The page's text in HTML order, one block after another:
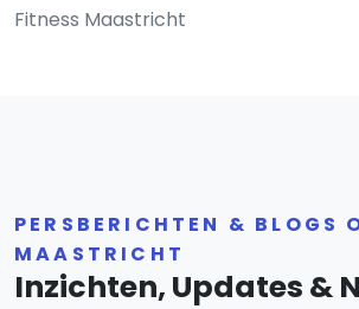
Fitness Maastricht
PERSBERICHTEN & BLOGS
MAASTRICHT
Inzichten, Updates &